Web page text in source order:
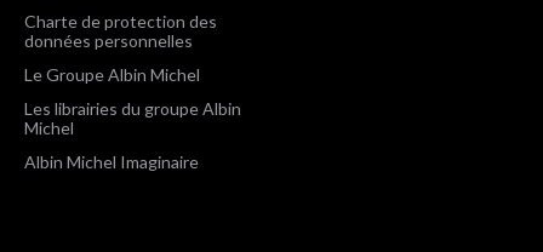
Charte de protection des
données personnelles
Le Groupe Albin Michel
Les librairies du groupe Albin
Michel
Albin Michel Imaginaire